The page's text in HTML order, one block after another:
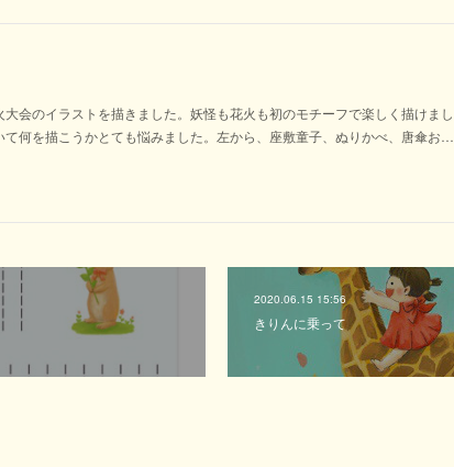
会のイラストを描きました。妖怪も花火も初のモチーフで楽しく描けまし
て何を描こうかとても悩みました。左から、座敷童子、ぬりかべ、唐傘お…
2020.06.15 15:56
きりんに乗って